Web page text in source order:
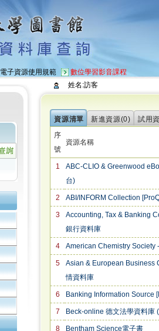
電子資源使用規範 數位學習影音課程
姓名:訪客
資源清單 新進資源(0)
試用
序
號
資源名稱
1
ABC-CLIO & Greenwood
台)
2 ABI/INFORM Collection
3
Accounting, Tax & Banking
銀行資料庫
4 American Chemistry Society
5
Asian & European Business
情資料庫
6 Banking Information Source
7 Beck-online 德文法學資料庫
8 Bentham Science電子書